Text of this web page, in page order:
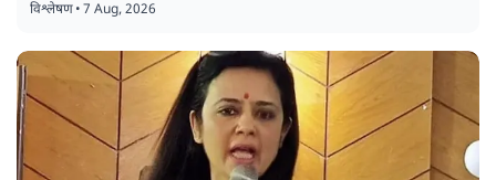
विश्लेषण•7 Aug, 2026